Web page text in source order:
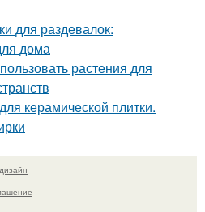
для раздевалок:
дома
растения для
керамической плитки.